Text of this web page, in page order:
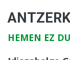
HEMEN EZ